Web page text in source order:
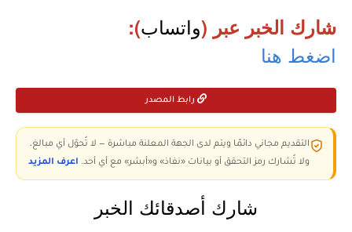
شارك الخبر عبر (واتساب):
اضغط هنا
رابط المصدر
التقديم مجاني دائمًا ويتم لدى الجهة المعلنة مباشرة — لا تُحوّل أي مبالغ،
ولا تُشارك رمز التحقق أو بيانات «نفاذ» و«أبشر» مع أي أحد. اعرف المزيد
شارك أصدقائك الخبر